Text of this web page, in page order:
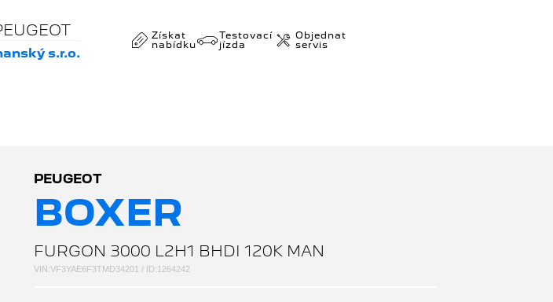
s.r.o.
Získat
nabídku
Testovací
jízda
Objednat
servis
PEUGEOT
BOXER
FURGON 3000 L2H1 BHDI 120K MAN
VIN:VF3YAE6F3TMD34201 / ID:1264242